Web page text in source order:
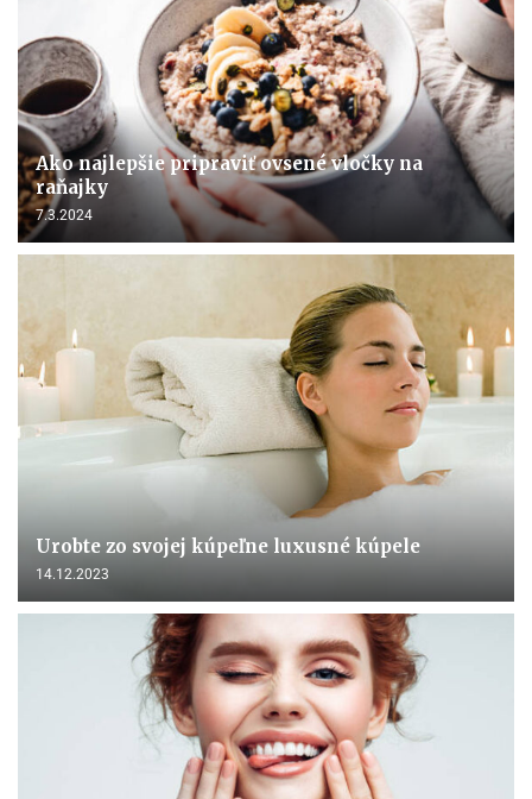
Ako najlepšie pripraviť ovsené vločky na
raňajky
7.3.2024
Urobte zo svojej kúpeľne luxusné kúpele
14.12.2023